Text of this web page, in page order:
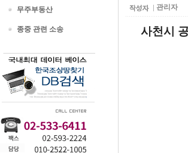
무주부동산
종중 관련 소송
관리자
사천시